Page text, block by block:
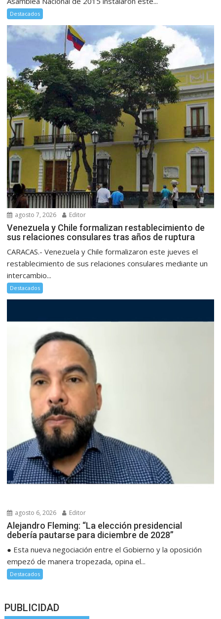
Destacados
agosto 7, 2026 Editor
Venezuela y Chile formalizan restablecimiento de
sus relaciones consulares tras años de ruptura
CARACAS.- Venezuela y Chile formalizaron este jueves el
restablecimiento de sus relaciones consulares mediante un
intercambio...
Destacados
agosto 6, 2026 Editor
Alejandro Fleming: “La elección presidencial
debería pautarse para diciembre de 2028”
● Esta nueva negociación entre el Gobierno y la oposición
empezó de manera tropezada, opina el...
Destacados
PUBLICIDAD